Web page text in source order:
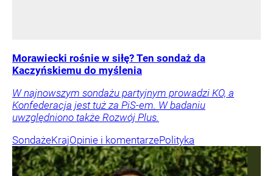
Morawiecki rośnie w siłę? Ten sondaż da
Kaczyńskiemu do myślenia
W najnowszym sondażu partyjnym prowadzi KO, a
Konfederacja jest tuż za PiS-em. W badaniu
uwzględniono także Rozwój Plus.
SondażeKrajOpinie i komentarzePolityka